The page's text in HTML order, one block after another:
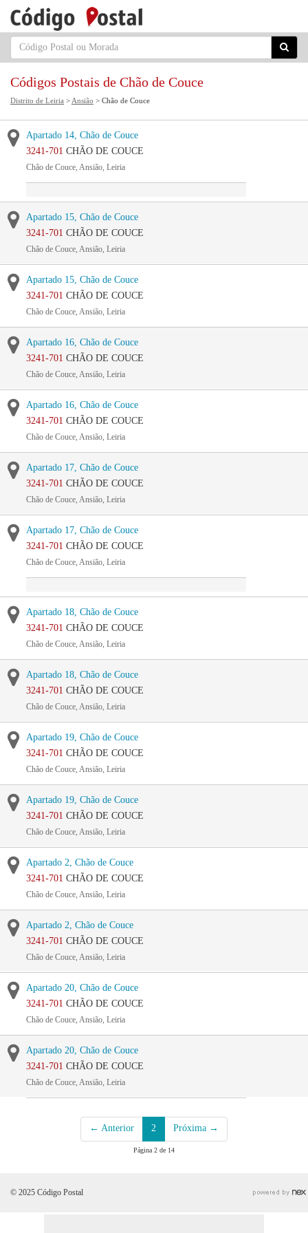
Códigos Postais de Chão de Couce
Distrito de Leiria > Ansião > Chão de Couce
Apartado 14, Chão de Couce
3241-701 CHÃO DE COUCE
Chão de Couce, Ansião, Leiria
Apartado 15, Chão de Couce
3241-701 CHÃO DE COUCE
Chão de Couce, Ansião, Leiria
Apartado 15, Chão de Couce
3241-701 CHÃO DE COUCE
Chão de Couce, Ansião, Leiria
Apartado 16, Chão de Couce
3241-701 CHÃO DE COUCE
Chão de Couce, Ansião, Leiria
Apartado 16, Chão de Couce
3241-701 CHÃO DE COUCE
Chão de Couce, Ansião, Leiria
Apartado 17, Chão de Couce
3241-701 CHÃO DE COUCE
Chão de Couce, Ansião, Leiria
Apartado 17, Chão de Couce
3241-701 CHÃO DE COUCE
Chão de Couce, Ansião, Leiria
Apartado 18, Chão de Couce
3241-701 CHÃO DE COUCE
Chão de Couce, Ansião, Leiria
Apartado 18, Chão de Couce
3241-701 CHÃO DE COUCE
Chão de Couce, Ansião, Leiria
Apartado 19, Chão de Couce
3241-701 CHÃO DE COUCE
Chão de Couce, Ansião, Leiria
Apartado 19, Chão de Couce
3241-701 CHÃO DE COUCE
Chão de Couce, Ansião, Leiria
Apartado 2, Chão de Couce
3241-701 CHÃO DE COUCE
Chão de Couce, Ansião, Leiria
Apartado 2, Chão de Couce
3241-701 CHÃO DE COUCE
Chão de Couce, Ansião, Leiria
Apartado 20, Chão de Couce
3241-701 CHÃO DE COUCE
Chão de Couce, Ansião, Leiria
Apartado 20, Chão de Couce
3241-701 CHÃO DE COUCE
Chão de Couce, Ansião, Leiria
← Anterior 2 Próxima →
Página 2 de 14
© 2025 Código Postal